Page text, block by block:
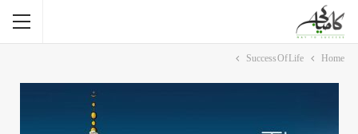
Home
Success Of Life